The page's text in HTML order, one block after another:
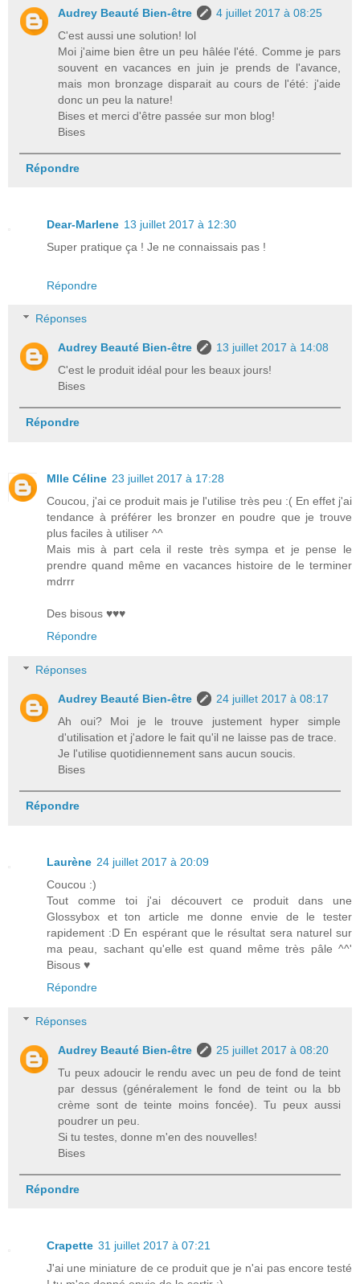
Audrey Beauté Bien-être
4 juillet 2017 à 08:25
C'est aussi une solution! lol
Moi j'aime bien être un peu hâlée l'été. Comme je pars
souvent en vacances en juin je prends de l'avance,
mais mon bronzage disparait au cours de l'été: j'aide
donc un peu la nature!
Bises et merci d'être passée sur mon blog!
Bises
Répondre
Dear-Marlene 13 juillet 2017 à 12:30
Super pratique ça ! Je ne connaissais pas !
Répondre
Réponses
Audrey Beauté Bien-être
13 juillet 2017 à 14:08
C'est le produit idéal pour les beaux jours!
Bises
Répondre
Mlle Céline 23 juillet 2017 à 17:28
Coucou, j'ai ce produit mais je l'utilise très peu :( En effet j'ai
tendance à préférer les bronzer en poudre que je trouve
plus faciles à utiliser ^^
Mais mis à part cela il reste très sympa et je pense le
prendre quand même en vacances histoire de le terminer
mdrrr
Des bisous ♥♥♥
Répondre
Réponses
Audrey Beauté Bien-être
24 juillet 2017 à 08:17
Ah oui? Moi je le trouve justement hyper simple
d'utilisation et j'adore le fait qu'il ne laisse pas de trace.
Je l'utilise quotidiennement sans aucun soucis.
Bises
Répondre
Laurène 24 juillet 2017 à 20:09
Coucou :)
Tout comme toi j'ai découvert ce produit dans une
Glossybox et ton article me donne envie de le tester
rapidement :D En espérant que le résultat sera naturel sur
ma peau, sachant qu'elle est quand même très pâle ^^'
Bisous ♥
Répondre
Réponses
Audrey Beauté Bien-être
25 juillet 2017 à 08:20
Tu peux adoucir le rendu avec un peu de fond de teint
par dessus (généralement le fond de teint ou la bb
crème sont de teinte moins foncée). Tu peux aussi
poudrer un peu.
Si tu testes, donne m'en des nouvelles!
Bises
Répondre
Crapette 31 juillet 2017 à 07:21
J'ai une miniature de ce produit que je n'ai pas encore testé